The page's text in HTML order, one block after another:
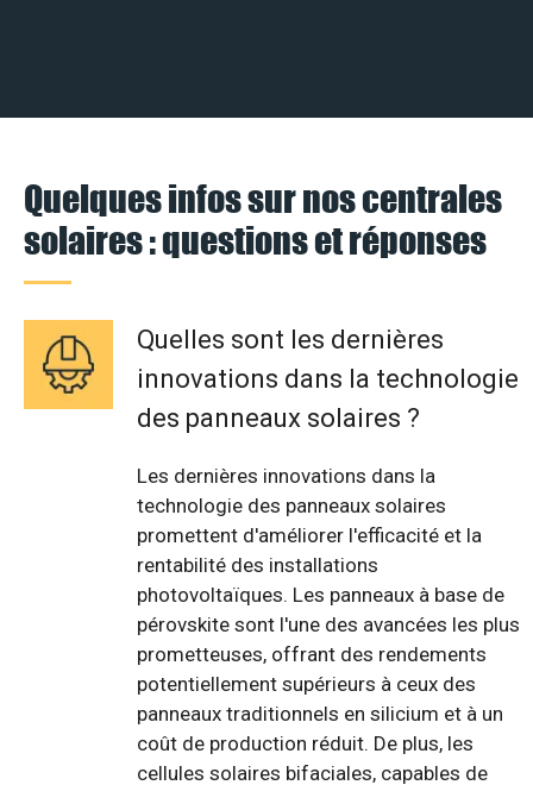
Quelques infos sur nos centrales
solaires : questions et réponses
Quelles sont les dernières
innovations dans la technologie
des panneaux solaires ?
Les dernières innovations dans la
technologie des panneaux solaires
promettent d'améliorer l'efficacité et la
rentabilité des installations
photovoltaïques. Les panneaux à base de
pérovskite sont l'une des avancées les plus
prometteuses, offrant des rendements
potentiellement supérieurs à ceux des
panneaux traditionnels en silicium et à un
coût de production réduit. De plus, les
cellules solaires bifaciales, capables de